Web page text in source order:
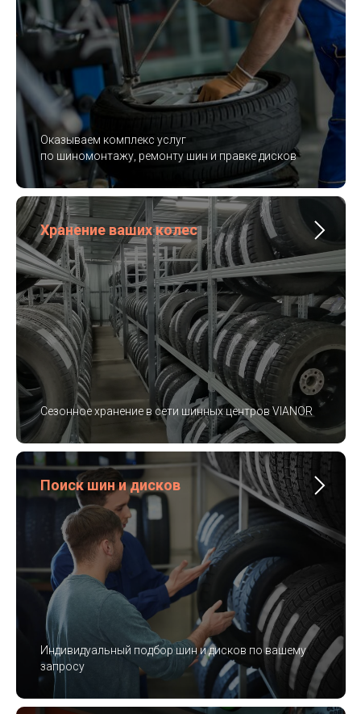
Оказываем комплекс услуг
по шиномонтажу, ремонту шин и правке дисков
Хранение ваших колес
Сезонное хранение в сети шинных центров VIANOR
Поиск шин и дисков
Индивидуальный подбор шин и дисков по вашему
запросу